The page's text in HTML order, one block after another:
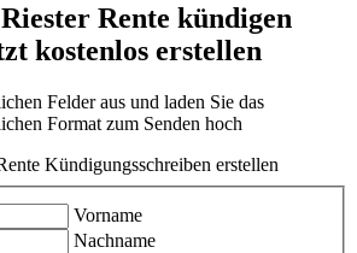
Rente kündigen
kostenlos erstellen
Felder aus und laden Sie das
Format zum Senden hoch
Kündigungsschreiben erstellen
Vorname
Nachname